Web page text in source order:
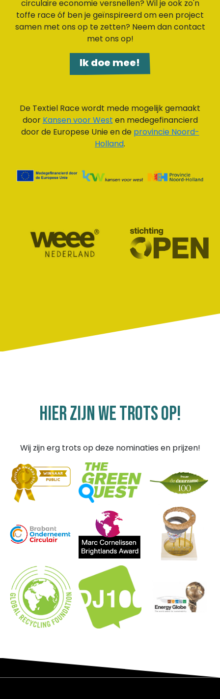
circulaire economie versnellen? Wil je ook zo'n
toffe race óf ben je geïnspireerd om een project
samen met ons op te zetten? Neem dan contact
met ons op!
Ik doe mee!
De Textiel Race wordt mede mogelijk gemaakt
door Kansen voor West en medegefinancierd
door de Europese Unie en de provincie Noord-
Holland.
Hier zijn we trots op!
Wij zijn erg trots op deze nominaties en prijzen!